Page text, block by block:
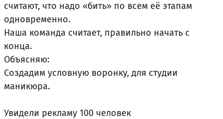
считают, что надо «бить» по всем её этапам
одновременно.
Наша команда считает, правильно начать с
конца.
Объясняю:
Создадим условную воронку, для студии
маникюра.
Увидели рекламу 100 человек